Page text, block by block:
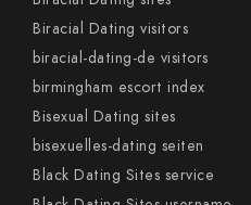
Biracial Dating visitors
biracial-dating-de visitors
birmingham escort index
Bisexual Dating sites
bisexuelles-dating seiten
Black Dating Sites service